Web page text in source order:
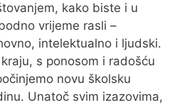
kako biste i u
vrijeme rasli –
intelektualno i ljudski.
s ponosom i radošću
novu školsku
Unatoč svim izazovima,